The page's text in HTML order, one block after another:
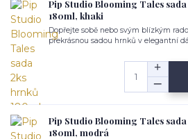
Pip Studio Blooming Tales sada
180ml, khaki
Dopřejte sobě nebo svým blízkým
překrásnou sadou hrnků v elegantní
Pip Studio Blooming Tales sada
180ml, modrá